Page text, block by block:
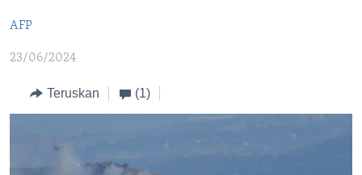
ke
Utama
Lanjut
DAFTAR PROGRAM
AFP
23/06/2024
Teruskan (1)